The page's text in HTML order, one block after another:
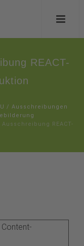
REACT-
/ Ausschreibungen
REACT-
Content-